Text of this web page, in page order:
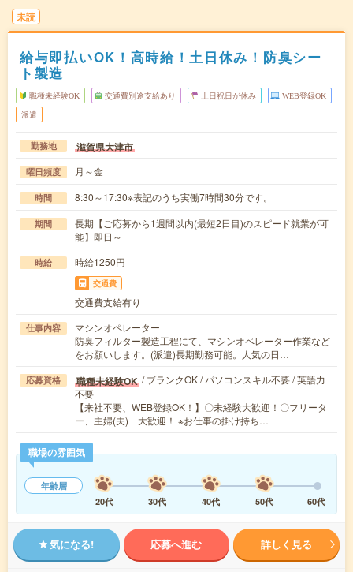
未読
給与即払いOK！高時給！土日休み！防臭シー
ト製造
職種未経験OK 交通費別途支給あり 土日祝日が休み WEB登録OK
派遣
勤務地 滋賀県大津市
曜日頻度 月～金
時間 8:30～17:30※表記のうち実働7時間30分です。
期間
長期【ご応募から1週間以内(最短2日目)のスピード就業が可
能】即日～
時給 時給1250円
交通費
交通費支給有り
仕事内容
マシンオペレーター
防臭フィルター製造工程にて、マシンオペレーター作業など
をお願いします。(派遣)長期勤務可能。人気の日…
応募資格 職種未経験OK / ブランクOK / パソコンスキル不要 / 英語力
不要
【来社不要、WEB登録OK！】〇未経験大歓迎！〇フリータ
ー、主婦(夫) 大歓迎！ ※お仕事の掛け持ち…
職場の雰囲気
年齢層
20代
30代 40代 50代 60代
気になる! 応募へ進む 詳しく見る